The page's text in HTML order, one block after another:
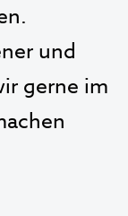
und
gerne im